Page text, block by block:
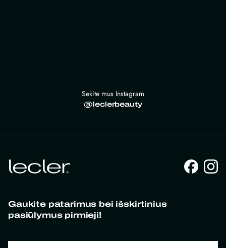
Sekite mus Instagram
@leclerbeauty
Gaukite patarimus bei išskirtinius
pasiūlymus pirmieji!